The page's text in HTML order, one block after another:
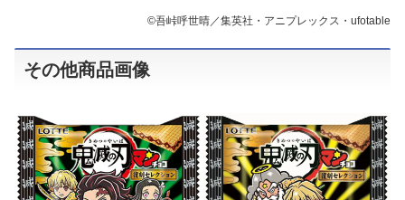
©吾峠呼世晴／集英社・アニプレックス・ufotable
その他商品画像